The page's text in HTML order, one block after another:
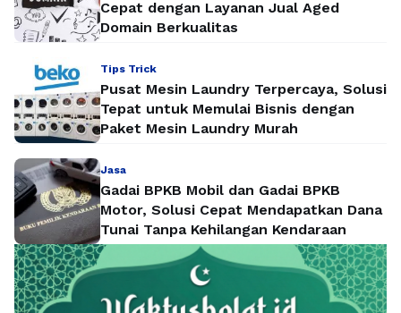
Cepat dengan Layanan Jual Aged
Domain Berkualitas
Tips Trick
Pusat Mesin Laundry Terpercaya, Solusi
Tepat untuk Memulai Bisnis dengan
Paket Mesin Laundry Murah
Jasa
Gadai BPKB Mobil dan Gadai BPKB
Motor, Solusi Cepat Mendapatkan Dana
Tunai Tanpa Kehilangan Kendaraan